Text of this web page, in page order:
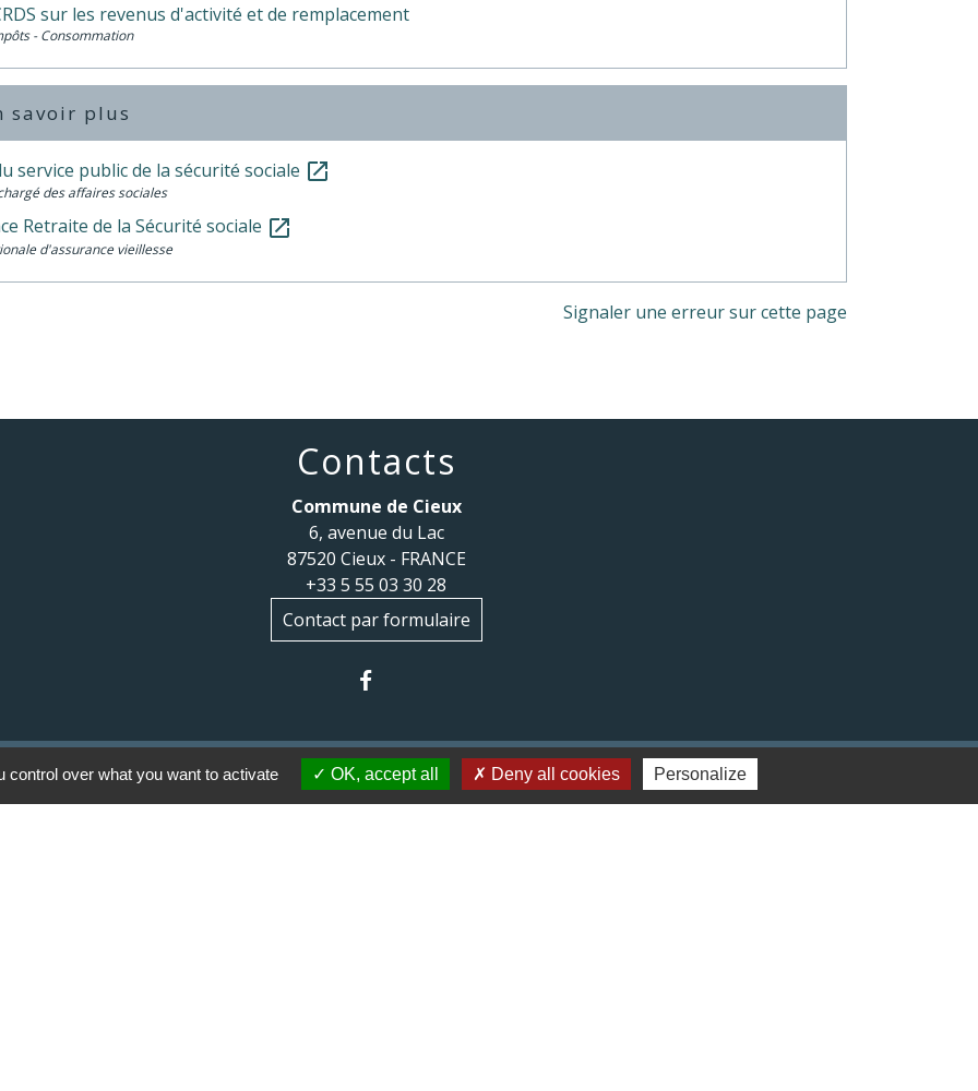
sur les revenus d'activité et de remplacement
- Consommation
savoir plus
service public de la sécurité sociale open_in_new
des affaires sociales
Retraite de la Sécurité sociale open_in_new
d'assurance vieillesse
Signaler une erreur sur cette page
Contacts
Commune de Cieux
6, avenue du Lac
87520 Cieux - FRANCE
+33 5 55 03 30 28
Contact par formulaire
over what you want to activate OK, accept all Deny all cookies Personalize